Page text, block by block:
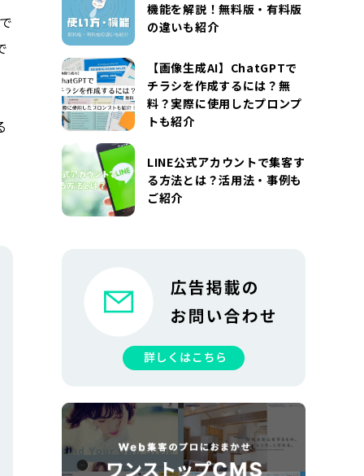
機能を解説！無料版・有料版
の違いも紹介
【画像生成AI】ChatGPTで
チラシを作成するには？無
料？実際に使用したプロンプ
トも紹介
LINE公式アカウントで集客す
る方法とは？活用法・事例も
ご紹介